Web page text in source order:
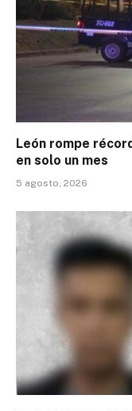
León rompe
en solo un mes
5 agosto, 2026